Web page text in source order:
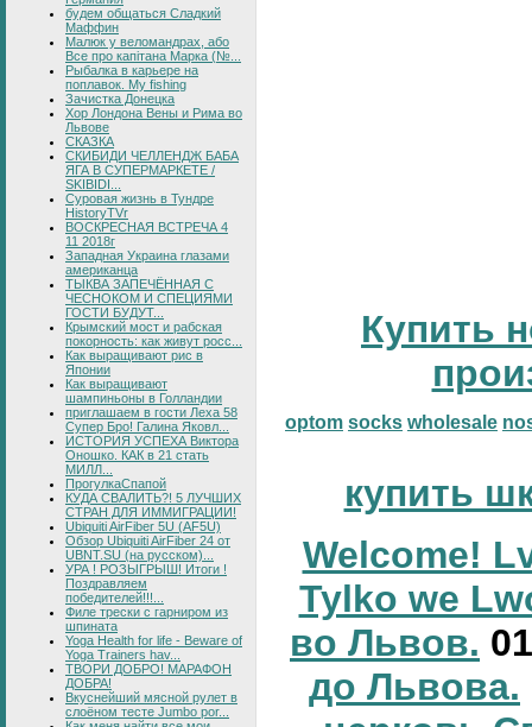
будем общаться Сладкий
Маффин
Малюк у веломандрах, або
Все про капітана Марка (№...
Рыбалка в карьере на
поплавок. My fishing
Зачистка Донецка
Хор Лондона Вены и Рима во
Львове
СКАЗКА
СКИБИДИ ЧЕЛЛЕНДЖ БАБА
ЯГА В СУПЕРМАРКЕТЕ /
SKIBIDI...
Суровая жизнь в Тундре
HistoryTVr
ВОСКРЕСНАЯ ВСТРЕЧА 4
11 2018г
Западная Украина глазами
американца
ТЫКВА ЗАПЕЧЁННАЯ С
ЧЕСНОКОМ И СПЕЦИЯМИ
ГОСТИ БУДУТ...
Крымский мост и рабская
покорность: как живут росс...
Как выращивают рис в
Японии
Как выращивают
шампиньоны в Голландии
приглашаем в гости Леха 58
Супер Бро! Галина Яковл...
ИСТОРИЯ УСПЕХА Виктора
Оношко. КАК в 21 стать
МИЛЛ...
ПрогулкаСпапой
КУДА СВАЛИТЬ?! 5 ЛУЧШИХ
СТРАН ДЛЯ ИММИГРАЦИИ!
Ubiquiti AirFiber 5U (AF5U)
Обзор Ubiquiti AirFiber 24 от
UBNT.SU (на русском)...
УРА ! РОЗЫГРЫШ! Итоги !
Поздравляем
победителей!!!...
Филе трески с гарниром из
шпината
Yoga Health for life - Beware of
Yoga Trainers hav...
ТВОРИ ДОБРО! МАРАФОН
ДОБРА!
Вкуснейший мясной рулет в
слоёном тесте Jumbo por...
Купить
optom socks wholesale
купить
Welcome!
Tylko we
во Львов.
до Львова.